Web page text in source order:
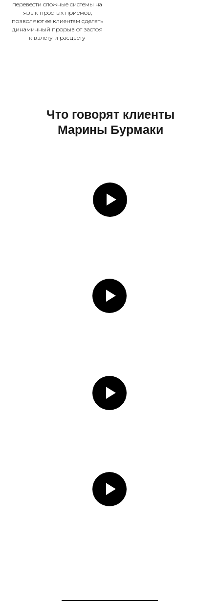
перевести сложные системы на
язык простых приемов,
позволяют ее клиентам сделать
динамичный прорыв от застоя
к взлету и расцвету
Что говорят клиенты
Марины Бурмаки